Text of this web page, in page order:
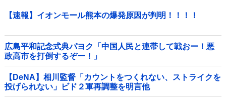
【速報】イオンモール熊本の爆発原因が判明！！！！
広島平和記念式典パヨク「中国人民と連帯して戦おー！悪
政高市を打倒するぞー！」
【DeNA】相川監督「カウントをつくれない、ストライクを
投げられない」ビド２軍再調整を明言他